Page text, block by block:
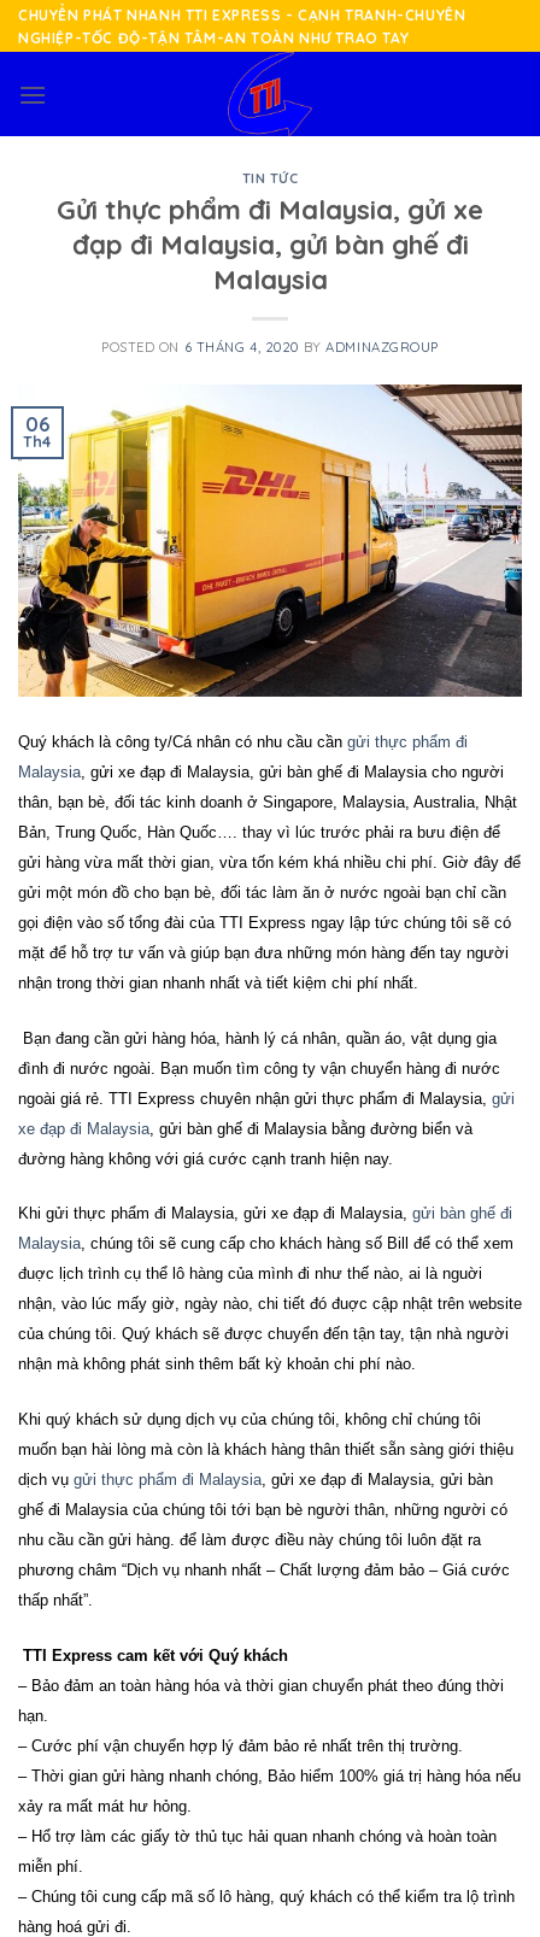
Skip
to
CHUYỂN PHÁT NHANH TTI EXPRESS - CẠNH TRANH-CHUYÊN
NGHIỆP-TỐC ĐỘ-TẬN TÂM-AN TOÀN NHƯ TRAO TAY
TIN TỨC
Gửi thực phẩm đi Malaysia, gửi xe
đạp đi Malaysia, gửi bàn ghế đi
Malaysia
POSTED ON 6 THÁNG 4, 2020 BYADMINAZGROUP
06
Th4
Quý khách là công ty/Cá nhân có nhu cầu cần gửi thực phẩm đi
Malaysia , gửi xe đạp đi Malaysia, gửi bàn ghế đi Malaysia cho người
thân, bạn bè, đối tác kinh doanh ở Singapore, Malaysia, Australia, Nhật
Bản, Trung Quốc, Hàn Quốc…. thay vì lúc trước phải ra bưu điện để
gửi hàng vừa mất thời gian, vừa tốn kém khá nhiều chi phí. Giờ đây để
gửi một món đồ cho bạn bè, đối tác làm ăn ở nước ngoài bạn chỉ cần
gọi điện vào số tổng đài của TTI Express ngay lập tức chúng tôi sẽ có
mặt để hỗ trợ tư vấn và giúp bạn đưa những món hàng đến tay người
nhận trong thời gian nhanh nhất và tiết kiệm chi phí nhất.
Bạn đang cần gửi hàng hóa, hành lý cá nhân, quần áo, vật dụng gia
đình đi nước ngoài. Bạn muốn tìm công ty vận chuyển hàng đi nước
ngoài giá rẻ. TTI Express chuyên nhận gửi thực phẩm đi Malaysia, gửi
xe đạp đi Malaysia , gửi bàn ghế đi Malaysia bằng đường biển và
đường hàng không với giá cước cạnh tranh hiện nay.
Khi gửi thực phẩm đi Malaysia, gửi xe đạp đi Malaysia, gửi bàn ghế đi
Malaysia, c húng tôi sẽ cung cấp cho khách hàng số Bill để có thể xem
đuợc lịch trình cụ thể lô hàng của mình đi như thế nào, ai là nguời
nhận, vào lúc mấy giờ, ngày nào, chi tiết đó đuợc cập nhật trên website
của chúng tôi. Quý khách sẽ được chuyển đến tận tay, tận nhà người
nhận mà không phát sinh thêm bất kỳ khoản chi phí nào.
Khi quý khách sử dụng dịch vụ của chúng tôi, không chỉ chúng tôi
muốn bạn hài lòng mà còn là khách hàng thân thiết sẵn sàng giới thiệu
dịch vụ gửi thực phẩm đi Malaysia, gửi xe đạp đi Malaysia, gửi bàn
ghế đi Malaysia của chúng tôi tới bạn bè người thân, những người có
nhu cầu cần gửi hàng. để làm được điều này chúng tôi luôn đặt ra
phương châm “Dịch vụ nhanh nhất – Chất lượng đảm bảo – Giá cước
thấp nhất”.
TTI Express cam kết với Quý khách
– Bảo đảm an toàn hàng hóa và thời gian chuyển phát theo đúng thời
hạn.
– Cước phí vận chuyển hợp lý đảm bảo rẻ nhất trên thị trường.
– Thời gian gửi hàng nhanh chóng, Bảo hiểm 100% giá trị hàng hóa nếu
xảy ra mất mát hư hỏng.
– Hổ trợ làm các giấy tờ thủ tục hải quan nhanh chóng và hoàn toàn
miễn phí.
– Chúng tôi cung cấp mã số lô hàng, quý khách có thể kiểm tra lộ trình
hàng hoá gửi đi.